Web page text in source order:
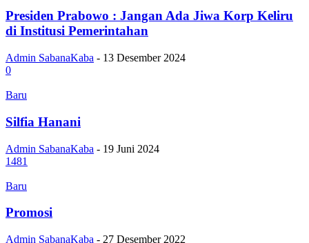
Presiden Prabowo : Jangan Ada Jiwa Korp Keliru
di Institusi Pemerintahan
Admin SabanaKaba - 13 Desember 2024
0
Baru
Silfia Hanani
Admin SabanaKaba - 19 Juni 2024
1481
Baru
Promosi
Admin SabanaKaba - 27 Desember 2022